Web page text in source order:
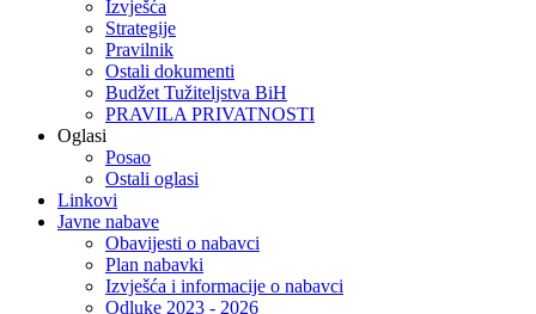
Izvješća
Strategije
Pravilnik
Ostali dokumenti
Budžet Tužiteljstva BiH
PRAVILA PRIVATNOSTI
Oglasi
Posao
Ostali oglasi
Linkovi
Javne nabave
Obavijesti o nabavci
Plan nabavki
Izvješća i informacije o nabavci
Odluke 2023 - 2026